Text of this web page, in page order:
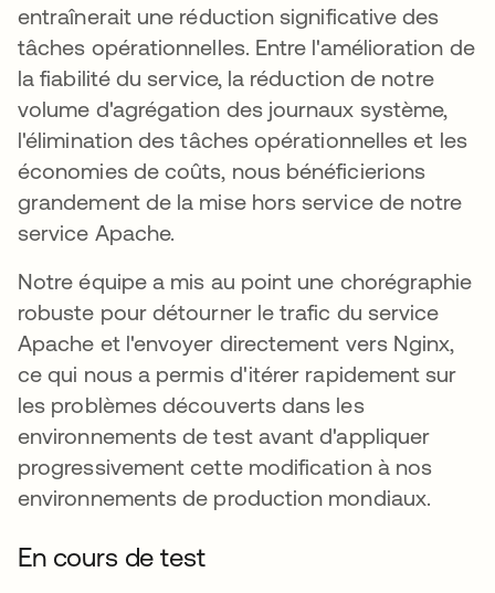
entraînerait une réduction significative des
tâches opérationnelles. Entre l'amélioration de
la fiabilité du service, la réduction de notre
volume d'agrégation des journaux système,
l'élimination des tâches opérationnelles et les
économies de coûts, nous bénéficierions
grandement de la mise hors service de notre
service Apache.
Notre équipe a mis au point une chorégraphie
robuste pour détourner le trafic du service
Apache et l'envoyer directement vers Nginx,
ce qui nous a permis d'itérer rapidement sur
les problèmes découverts dans les
environnements de test avant d'appliquer
progressivement cette modification à nos
environnements de production mondiaux.
En cours de test